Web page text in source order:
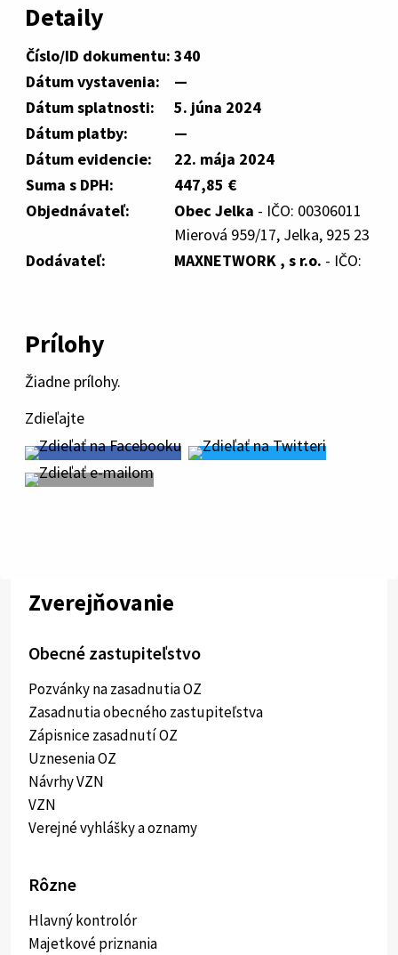
Detaily
Číslo/ID dokumentu: 340
Dátum vystavenia:
—
Dátum splatnosti:
5. júna 2024
Dátum platby:
—
Dátum evidencie:
22. mája 2024
Suma s DPH:
447,85 €
Objednávateľ:
Obec Jelka - IČO: 00306011
Mierová 959/17, Jelka, 925 23
Dodávateľ:
MAXNETWORK , s r.o. - IČO:
Prílohy
Žiadne prílohy.
Zdieľajte
Zverejňovanie
Obecné zastupiteľstvo
Pozvánky na zasadnutia OZ
Zasadnutia obecného zastupiteľstva
Zápisnice zasadnutí OZ
Uznesenia OZ
Návrhy VZN
VZN
Verejné vyhlášky a oznamy
Rôzne
Hlavný kontrolór
Majetkové priznania